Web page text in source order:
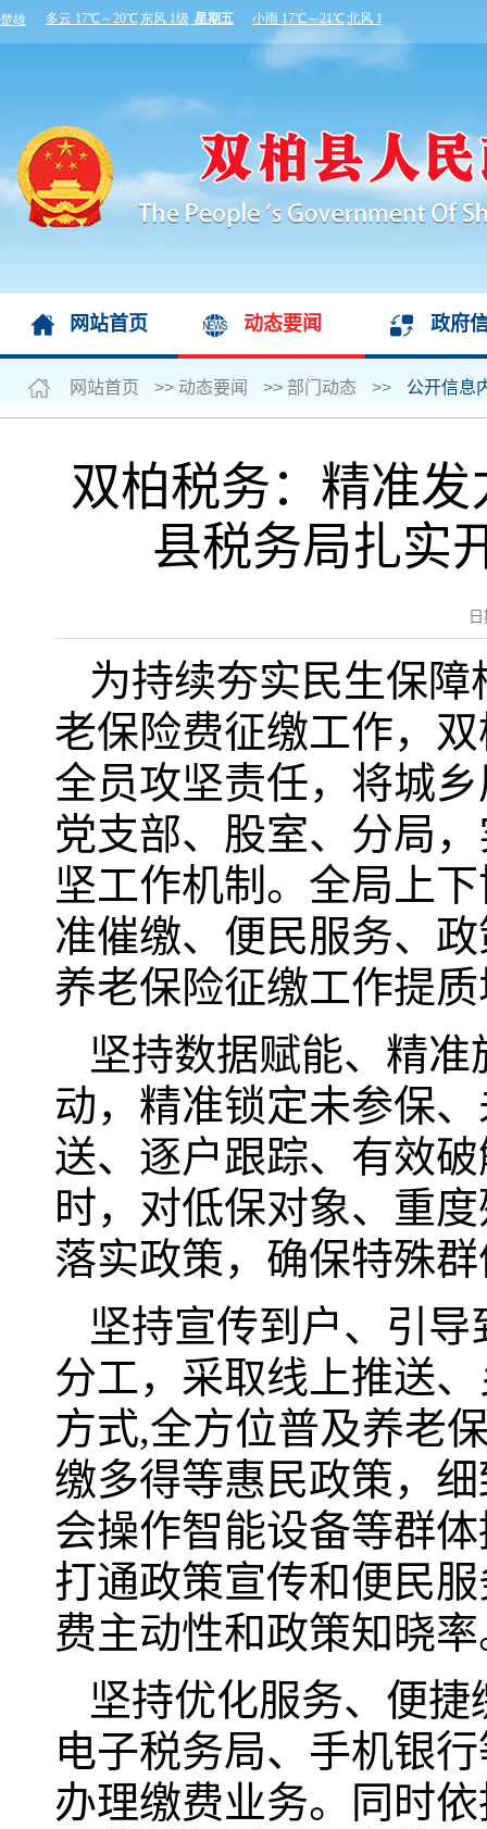
网站首页 动态要闻 政府
网站首页 >> 动态要闻 >> 部门动态 >> 公开信息
双柏税务：精准
县税务局扎实
为持续夯实民生保
老保险费征缴工作，
全员攻坚责任，将城
党支部、股室、分局
坚工作机制。全局上
准催缴、便民服务、
养老保险征缴工作提
坚持数据赋能、精
动，精准锁定未参保
送、逐户跟踪、有效
时，对低保对象、重
落实政策，确保特殊
坚持宣传到户、引
分工，采取线上推送
方式,全方位普及养老
缴多得等惠民政策，
会操作智能设备等群
打通政策宣传和便民
费主动性和政策知晓
坚持优化服务、便
电子税务局、手机银
办理缴费业务。同时